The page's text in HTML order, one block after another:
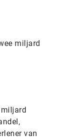
miljard
van